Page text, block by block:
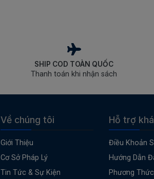
SHIP COD TOÀN QUỐC
Thanh toán khi nhận sách
Về chúng tôi
Giới Thiệu
Cơ Sở Pháp Lý
Tin Tức & Sự Kiện
Hỗ trợ
Điều Khoản
Hướng Dẫn
Phương